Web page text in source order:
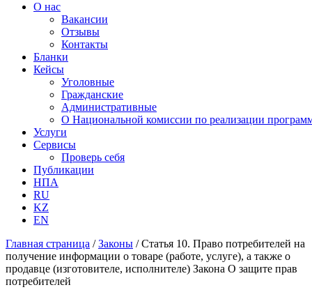
О нас
Вакансии
Отзывы
Контакты
Бланки
Кейсы
Уголовные
Гражданские
Административные
О Национальной комиссии по реализации
Услуги
Сервисы
Проверь себя
Публикации
НПА
RU
KZ
EN
Главная страница /Законы /Статья 10. Право потребителей на
получение информации о товаре (работе, услуге), а также о
продавце (изготовителе, исполнителе) Закона О защите прав
потребителей